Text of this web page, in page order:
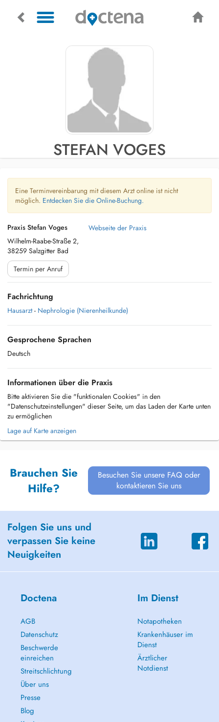
STEFAN VOGES
Eine Terminvereinbarung mit diesem Arzt online ist nicht
möglich. Entdecken Sie die Online-Buchung.
Praxis Stefan Voges
Wilhelm-Raabe-Straße 2,
38259 Salzgitter Bad
Webseite der Praxis
Termin per Anruf
Fachrichtung
Hausarzt - Nephrologie (Nierenheilkunde)
Gesprochene Sprachen
Deutsch
Informationen über die Praxis
Bitte aktivieren Sie die "funktionalen Cookies" in den
"Datenschutzeinstellungen" dieser Seite, um das Laden der Karte unten
zu ermöglichen
Lage auf Karte anzeigen
Brauchen Sie
Hilfe?
Besuchen Sie unsere FAQ oder
kontaktieren Sie uns
Folgen Sie uns und
verpassen Sie keine
Neuigkeiten
Doctena
AGB
Datenschutz
Beschwerde
einreichen
Streitschlichtung
Über uns
Presse
Blog
Im Dienst
Notapotheken
Krankenhäuser im
Dienst
Ärztlicher
Notdienst